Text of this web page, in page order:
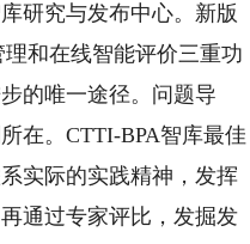
研究与发布中心。新版
和在线智能评价三重功
的唯一途径。问题导
在。CTTI-BPA智库最佳
实际的实践精神，发挥
通过专家评比，发掘发